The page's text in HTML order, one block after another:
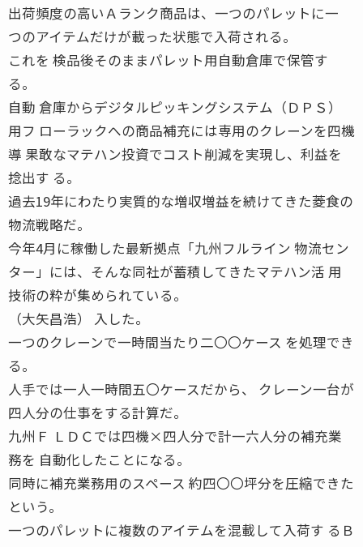
出荷頻度の高いＡランク商品は、一つのパレットに一
つのアイテムだけが載った状態で入荷される。
これを 検品後そのままパレット用自動倉庫で保管す
る。
自動 倉庫からデジタルピッキングシステム（ＤＰＳ）
用フ ローラックへの商品補充には専用のクレーンを四機
導 果敢なマテハン投資でコスト削減を実現し、利益を
捻出す る。
過去19年にわたり実質的な増収増益を続けてきた菱食の
物流戦略だ。
今年4月に稼働した最新拠点「九州フルライン 物流セン
ター」には、そんな同社が蓄積してきたマテハン活 用
技術の粋が集められている。
（大矢昌浩） 入した。
一つのクレーンで一時間当たり二〇〇ケース を処理でき
る。
人手では一人一時間五〇ケースだから、 クレーン一台が
四人分の仕事をする計算だ。
九州Ｆ ＬＤＣでは四機×四人分で計一六人分の補充業
務を 自動化したことになる。
同時に補充業務用のスペース 約四〇〇坪分を圧縮できた
という。
一つのパレットに複数のアイテムを混載して入荷す るＢ